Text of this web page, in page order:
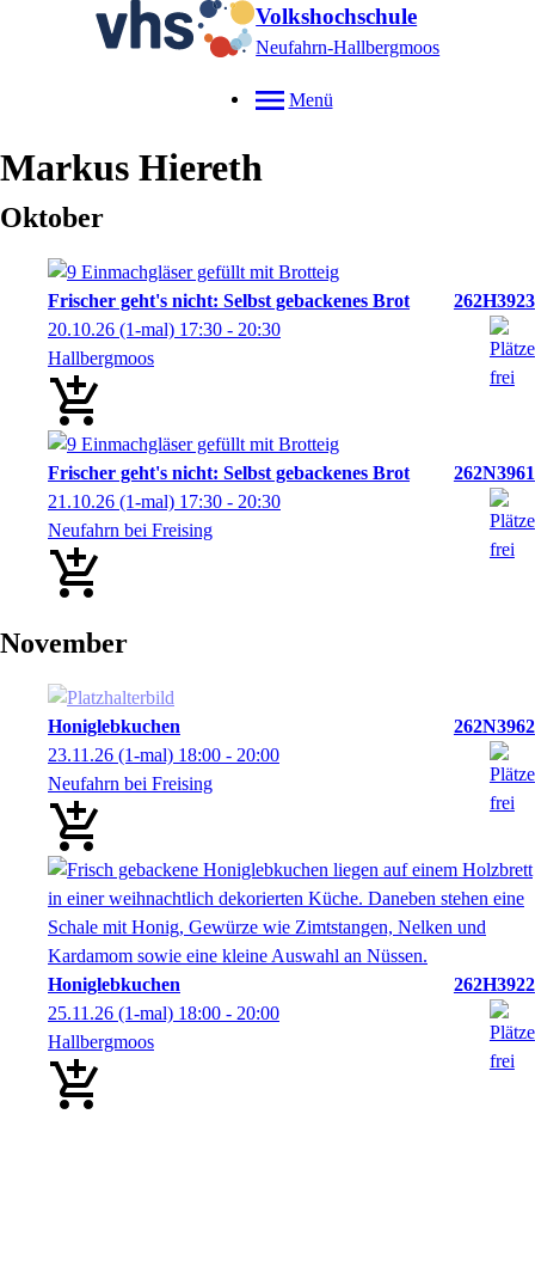
Volkshochschule
Neufahrn-Hallbergmoos
Menü
Markus Hiereth
Oktober
Frischer geht's nicht: Selbst gebackenes Brot
262H3923
20.10.26 (1-mal) 17:30 - 20:30
Hallbergmoos
Frischer geht's nicht: Selbst gebackenes Brot
262N3961
21.10.26 (1-mal) 17:30 - 20:30
Neufahrn bei Freising
November
Honiglebkuchen
262N3962
23.11.26 (1-mal) 18:00 - 20:00
Neufahrn bei Freising
Honiglebkuchen
262H3922
25.11.26 (1-mal) 18:00 - 20:00
Hallbergmoos